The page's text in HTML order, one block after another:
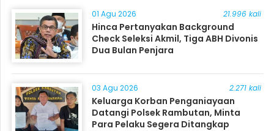
01 Agu 2026 21.996 kali
Hinca Pertanyakan Background
Check Seleksi Akmil, Tiga ABH Divonis
Dua Bulan Penjara
03 Agu 2026 2.271 kali
Keluarga Korban Penganiayaan
Datangi Polsek Rambutan, Minta
Para Pelaku Segera Ditangkap